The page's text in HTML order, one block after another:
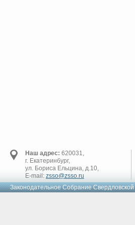
Наш адрес: 620031,
г. Екатеринбург,
ул. Бориса Ельцина, д.10,
E-mail: zsso@zsso.ru
Законодательное Cобрание